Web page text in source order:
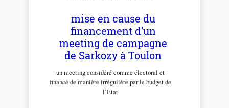
mise en cause du
financement d’un
meeting de campagne
de Sarkozy à Toulon
un meeting considéré comme électoral et
financé de manière irrégulière par le budget de
l’État